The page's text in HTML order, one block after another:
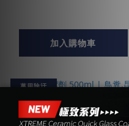
加入購物車
萬用除汙